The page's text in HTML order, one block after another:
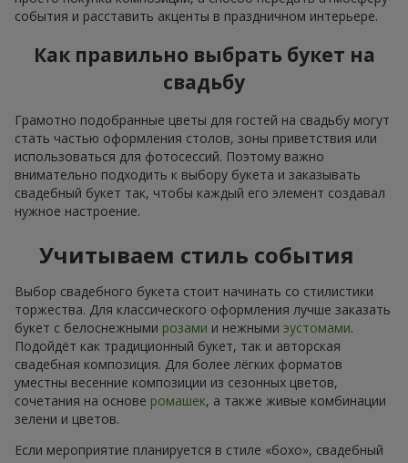
события и расставить акценты в праздничном интерьере.
Как правильно выбрать букет на
свадьбу
Грамотно подобранные цветы для гостей на свадьбу могут
стать частью оформления столов, зоны приветствия или
использоваться для фотосессий. Поэтому важно
внимательно подходить к выбору букета и заказывать
свадебный букет так, чтобы каждый его элемент создавал
нужное настроение.
Учитываем стиль события
Выбор свадебного букета стоит начинать со стилистики
торжества. Для классического оформления лучше заказать
букет с белоснежными розами и нежными эустомами.
Подойдёт как традиционный букет, так и авторская
свадебная композиция. Для более лёгких форматов
уместны весенние композиции из сезонных цветов,
сочетания на основе ромашек, а также живые комбинации
зелени и цветов.
Если мероприятие планируется в стиле «бохо», свадебный